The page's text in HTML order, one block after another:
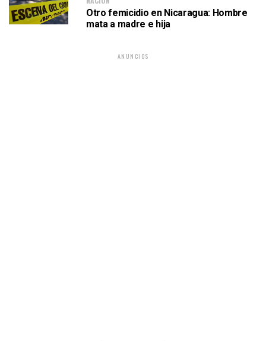
Otro femicidio en Nicaragua: Hombre
mata a madre e hija
ANUNCIOS